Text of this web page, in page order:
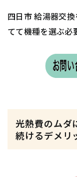
四日市 給湯器交
てて機種を選ぶ必
光熱費のムダ
続けるデメリ